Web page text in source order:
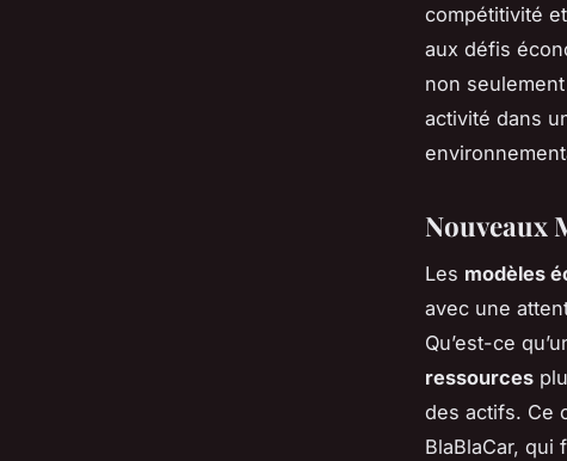
compétitivité
aux défis
non
activité dans
Nouveaux
Les modèles
avec une
Qu’est-ce
ressources
des actifs. Ce
BlaBlaCar, qui